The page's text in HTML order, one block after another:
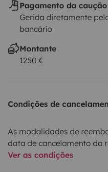
Pagamento da caução
Gerida diretamente
bancário
Montante
1250 €
Condições de
As modalidades de
data de cancelamento da
Ver as condições